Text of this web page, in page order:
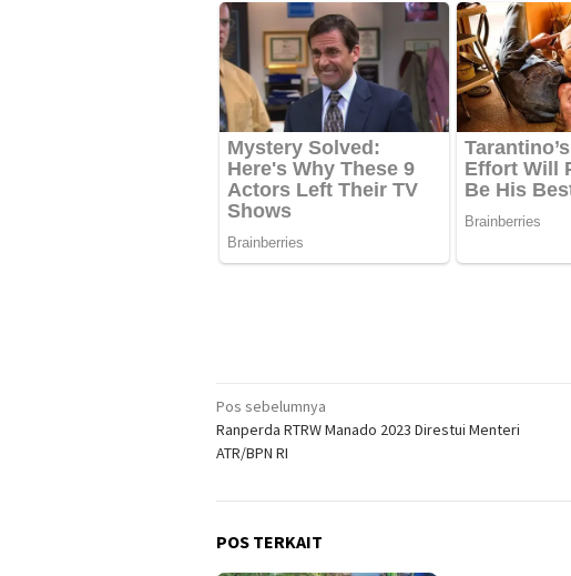
Navigasi
pos
Pos sebelumnya
Ranperda RTRW Manado 2023 Direstui Menteri
ATR/BPN RI
POS TERKAIT